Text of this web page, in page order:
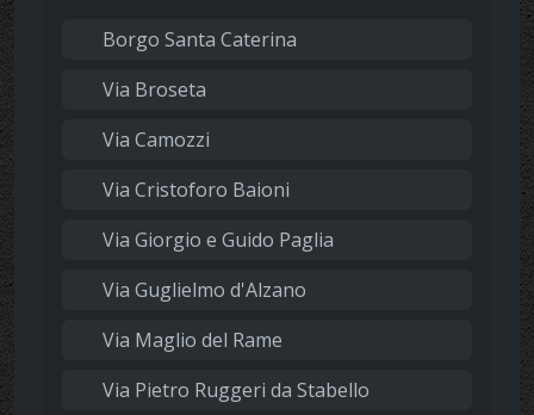
Borgo Santa Caterina
Via Broseta
Via Camozzi
Via Cristoforo Baioni
Via Giorgio e Guido Paglia
Via Guglielmo d'Alzano
Via Maglio del Rame
Via Pietro Ruggeri da Stabello